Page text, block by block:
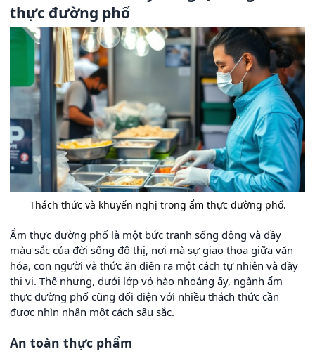
thực đường phố
Thách thức và khuyến nghị trong ẩm thực đường phố.
Ẩm thực đường phố là một bức tranh sống động và đầy
màu sắc của đời sống đô thị, nơi mà sự giao thoa giữa văn
hóa, con người và thức ăn diễn ra một cách tự nhiên và đầy
thi vị. Thế nhưng, dưới lớp vỏ hào nhoáng ấy, ngành ẩm
thực đường phố cũng đối diện với nhiều thách thức cần
được nhìn nhận một cách sâu sắc.
An toàn thực phẩm